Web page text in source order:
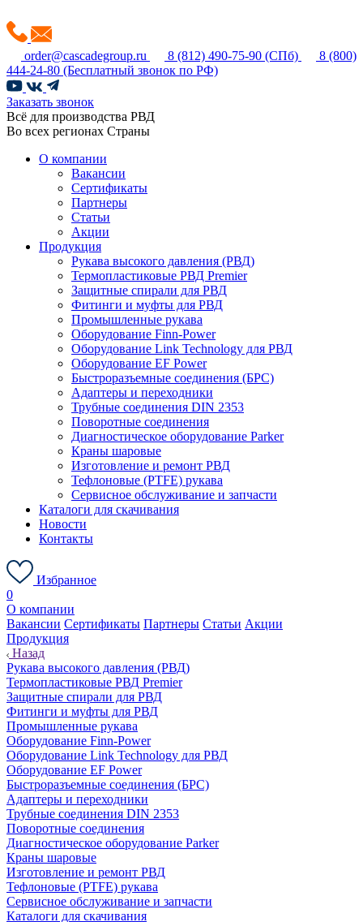
order@cascadegroup.ru 8 (812) 490-75-90 (СПб)
8 (800)
444-24-80 (Бесплатный звонок по РФ)
Заказать звонок
Всё для производства РВД
Во всех регионах Страны
О компании
Вакансии
Сертификаты
Партнеры
Статьи
Акции
Продукция
Рукава высокого давления (РВД)
Термопластиковые РВД Premier
Защитные спирали для РВД
Фитинги и муфты для РВД
Промышленные рукава
Оборудование Finn-Power
Оборудование Link Technology для РВД
Оборудование EF Power
Быстроразъемные соединения (БРС)
Адаптеры и переходники
Трубные соединения DIN 2353
Поворотные соединения
Диагностическое оборудование Parker
Краны шаровые
Изготовление и ремонт РВД
Тефлоновые (PTFE) рукава
Сервисное обслуживание и запчасти
Каталоги для скачивания
Новости
Контакты
Избранное
0
О компании
Вакансии Сертификаты Партнеры Статьи Акции
Продукция
Назад
Рукава высокого давления (РВД)
Термопластиковые РВД Premier
Защитные спирали для РВД
Фитинги и муфты для РВД
Промышленные рукава
Оборудование Finn-Power
Оборудование Link Technology для РВД
Оборудование EF Power
Быстроразъемные соединения (БРС)
Адаптеры и переходники
Трубные соединения DIN 2353
Поворотные соединения
Диагностическое оборудование Parker
Краны шаровые
Изготовление и ремонт РВД
Тефлоновые (PTFE) рукава
Сервисное обслуживание и запчасти
Каталоги для скачивания